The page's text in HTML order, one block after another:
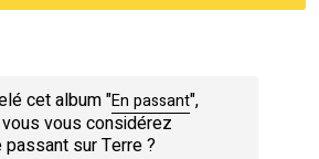
cet album "En passant",
vous considérez
sur Terre ?